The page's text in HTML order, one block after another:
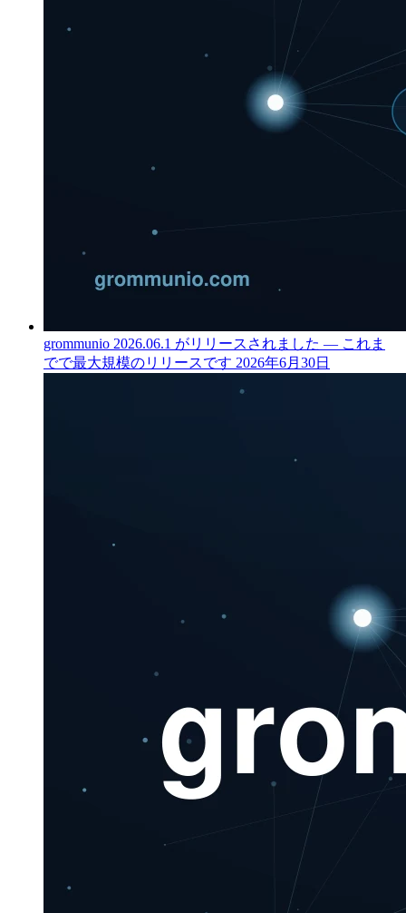
grommunio 2026.06.1 がリリースされました — これま
でで最大規模のリリースです 2026年6月30日